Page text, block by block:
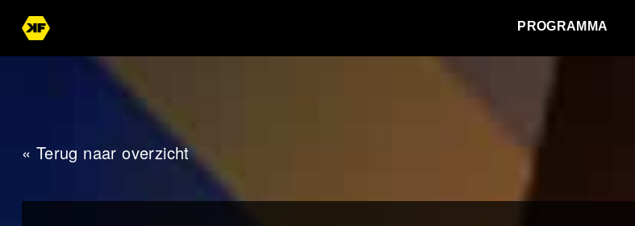
PROGRAMMA
« Terug naar overzicht